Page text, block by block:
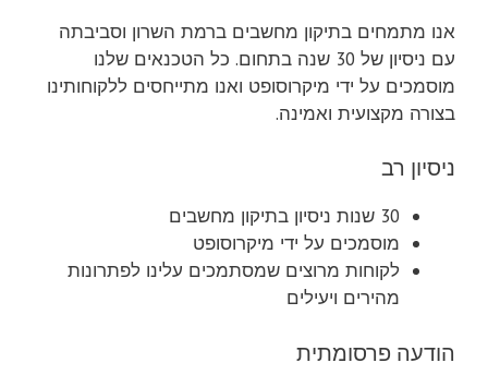
אנו מתמחים בתיקון מחשבים ברמת השרון וסביבתה
עם ניסיון של 30 שנה בתחום. כל הטכנאים שלנו
מוסמכים על ידי מיקרוסופט ואנו מתייחסים ללקוחותינו
בצורה מקצועית ואמינה.
ניסיון רב
30 שנות ניסיון בתיקון מחשבים
מוסמכים על ידי מיקרוסופט
לקוחות מרוצים שמסתמכים עלינו לפתרונות
מהירים ויעילים
הודעה פרסומתית